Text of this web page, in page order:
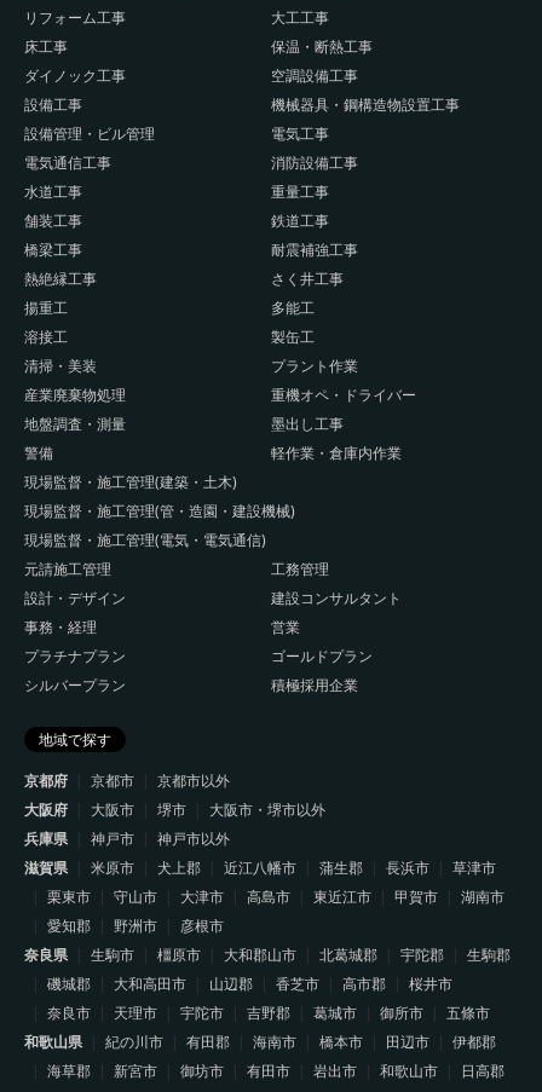
リフォーム工事
大工工事
床工事
保温・断熱工事
ダイノック工事
空調設備工事
設備工事
機械器具・鋼構造物設置工事
設備管理・ビル管理
電気工事
電気通信工事
消防設備工事
水道工事
重量工事
舗装工事
鉄道工事
橋梁工事
耐震補強工事
熱絶縁工事
さく井工事
揚重工
多能工
溶接工
製缶工
清掃・美装
プラント作業
産業廃棄物処理
重機オペ・ドライバー
地盤調査・測量
墨出し工事
警備
軽作業・倉庫内作業
現場監督・施工管理(建築・土木)
現場監督・施工管理(管・造園・建設機械)
現場監督・施工管理(電気・電気通信)
元請施工管理
工務管理
設計・デザイン
建設コンサルタント
事務・経理
営業
プラチナプラン
ゴールドプラン
シルバープラン
積極採用企業
地域で探す
京都府
京都市
京都市以外
大阪府
大阪市 堺市
大阪市・堺市以外
兵庫県
神戸市
神戸市以外
滋賀県
米原市 犬上郡 近江八幡市 蒲生郡 長浜市
草津市
栗東市
守山市 大津市 高島市 東近江市 甲賀市
湖南市
愛知郡
野洲市
彦根市
奈良県
生駒市 橿原市 大和郡山市 北葛城郡 宇陀郡
生駒郡
磯城郡
大和高田市 山辺郡 香芝市 高市郡
桜井市
奈良市
天理市 宇陀市 吉野郡 葛城市 御所市
五條市
和歌山県
紀の川市 有田郡 海南市 橋本市 田辺市
伊都郡
海草郡
新宮市 御坊市 有田市 岩出市 和歌山市
日高郡